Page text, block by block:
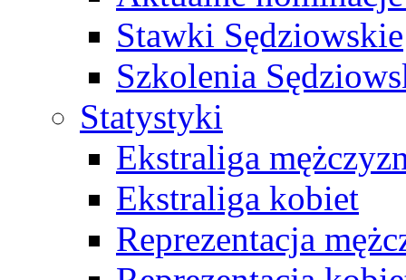
Stawki Sędziowskie
Szkolenia
Statystyki
Ekstraliga
Ekstraliga kobiet
Reprezentacja